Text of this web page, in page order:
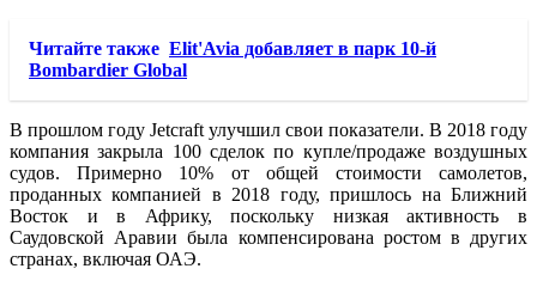
Читайте также Elit'Avia добавляет в парк 10-й
Bombardier Global
В прошлом году Jetcraft улучшил свои показатели. В 2018 году
компания закрыла 100 сделок по купле/продаже воздушных
судов. Примерно 10% от общей стоимости самолетов,
проданных компанией в 2018 году, пришлось на Ближний
Восток и в Африку, поскольку низкая активность в
Саудовской Аравии была компенсирована ростом в других
странах, включая ОАЭ.